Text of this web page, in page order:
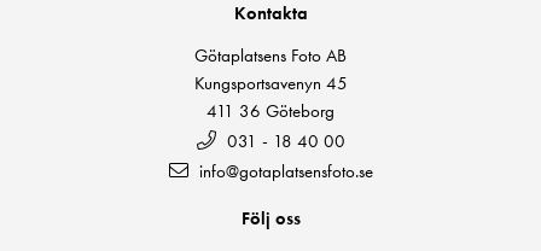
Kontakta
Götaplatsens Foto AB
Kungsportsavenyn 45
411 36 Göteborg
031 - 18 40 00
info@gotaplatsensfoto.se
Följ oss